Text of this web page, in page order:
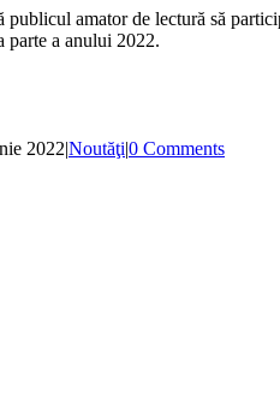
amator de lectură să
a anului 2022.
2022|Noutăţi|0 Comments